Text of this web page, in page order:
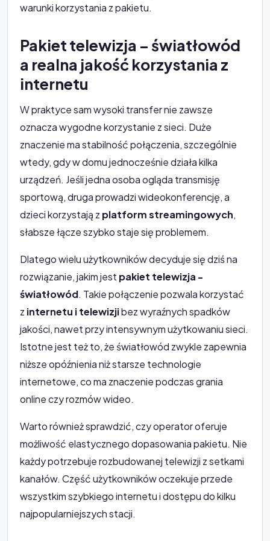
warunki korzystania z pakietu.
Pakiet telewizja – światłowód
a realna jakość korzystania z
internetu
W praktyce sam wysoki transfer nie zawsze
oznacza wygodne korzystanie z sieci. Duże
znaczenie ma stabilność połączenia, szczególnie
wtedy, gdy w domu jednocześnie działa kilka
urządzeń. Jeśli jedna osoba ogląda transmisję
sportową, druga prowadzi wideokonferencję, a
dzieci korzystają z platform streamingowych,
słabsze łącze szybko staje się problemem.
Dlatego wielu użytkowników decyduje się dziś na
rozwiązanie, jakim jest pakiet telewizja -
światłowód. Takie połączenie pozwala korzystać
z internetu i telewizjibez wyraźnych spadków
jakości, nawet przy intensywnym użytkowaniu sieci.
Istotne jest też to, że światłowód zwykle zapewnia
niższe opóźnienia niż starsze technologie
internetowe, co ma znaczenie podczas grania
online czy rozmów wideo.
Warto również sprawdzić, czy operator oferuje
możliwość elastycznego dopasowania pakietu. Nie
każdy potrzebuje rozbudowanej telewizji z setkami
kanałów. Część użytkowników oczekuje przede
wszystkim szybkiego internetu i dostępu do kilku
najpopularniejszych stacji.